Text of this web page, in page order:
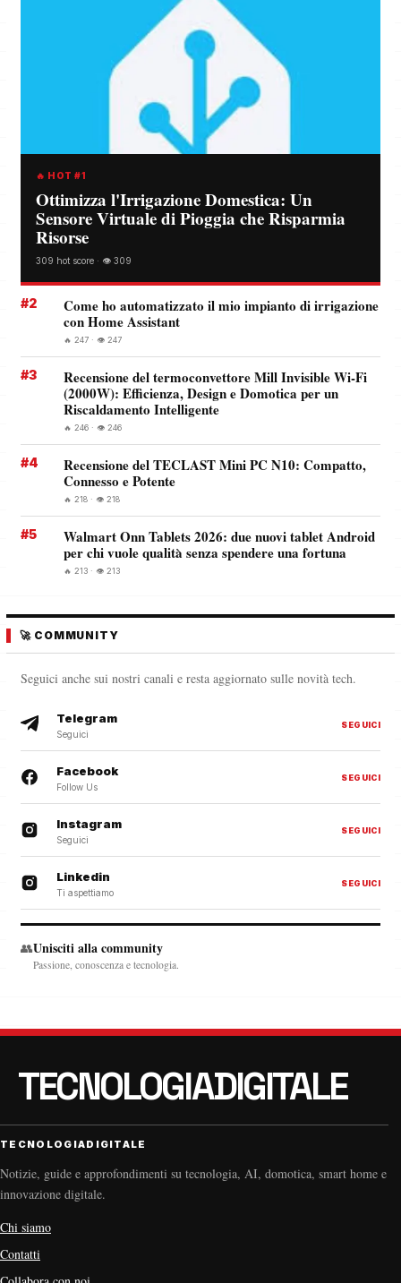
🔥 HOT #1
Ottimizza l'Irrigazione Domestica: Un
Sensore Virtuale di Pioggia che Risparmia
Risorse
309 hot score · 👁️ 309
#2
Come ho automatizzato il mio impianto di irrigazione
con Home Assistant
🔥 247 · 👁️ 247
#3
Recensione del termoconvettore Mill Invisible Wi-Fi
(2000W): Efficienza, Design e Domotica per un
Riscaldamento Intelligente
🔥 246 · 👁️ 246
#4
Recensione del TECLAST Mini PC N10: Compatto,
Connesso e Potente
🔥 218 · 👁️ 218
#5
Walmart Onn Tablets 2026: due nuovi tablet Android
per chi vuole qualità senza spendere una fortuna
🔥 213 · 👁️ 213
🚀 COMMUNITY
Seguici anche sui nostri canali e resta aggiornato sulle novità tech.
Telegram
Seguici
SEGUICI
Facebook
Follow Us
SEGUICI
Instagram
Seguici
SEGUICI
Linkedin
Ti aspettiamo
SEGUICI
👥Unisciti alla community
Passione, conoscenza e tecnologia.
TECNOLOGIADIGITALE
Notizie, guide e approfondimenti su tecnologia, AI, domotica, smart home e
innovazione digitale.
Chi siamo
Contatti